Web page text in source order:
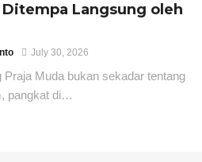
Ditempa Langsung oleh
July 30, 2026
Praja Muda bukan sekadar tentang
pangkat di…